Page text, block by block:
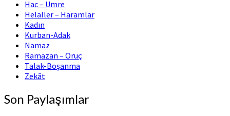
Hac – Umre
Helaller – Haramlar
Kadın
Kurban-Adak
Namaz
Ramazan – Oruç
Talak-Boşanma
Zekât
Son Paylaşımlar